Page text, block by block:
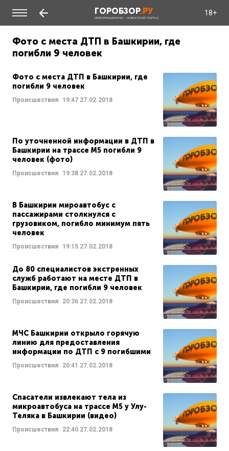
ГОРОБЗОР.РУ
ИНФОРМАЦИОННО - НОВОСТНОЙ ПОРТАЛ
18+
Фото с места ДТП в Башкирии, где
погибли 9 человек
Фото с места ДТП в Башкирии, где
погибли 9 человек
Происшествия 19:47 27.02.2018
По уточненной информации в ДТП в
Башкирии на трассе М5 погибли 9
человек (фото)
Происшествия 19:38 27.02.2018
В Башкирии мироавтобус с
пассажирами столкнулся с
грузовиком, погибло минимум пять
человек
Происшествия 19:15 27.02.2018
До 80 специалистов экстренных
служб работают на месте ДТП в
Башкирии, где погибли 9 человек
Происшествия 20:36 27.02.2018
МЧС Башкирии открыло горячую
линию для предоставления
информации по ДТП с 9 погибшими
Происшествия 20:41 27.02.2018
Спасатели извлекают тела из
микроавтобуса на трассе М5 у Улу-
Теляка в Башкирии (видео)
Происшествия 22:40 27.02.2018